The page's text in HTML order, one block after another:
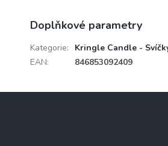
Doplňkové parametry
Kategorie:
Kringle Candle -
EAN: 846853092409